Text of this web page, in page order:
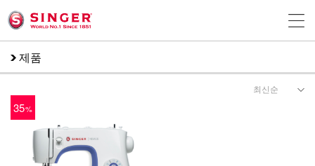
제품
35%